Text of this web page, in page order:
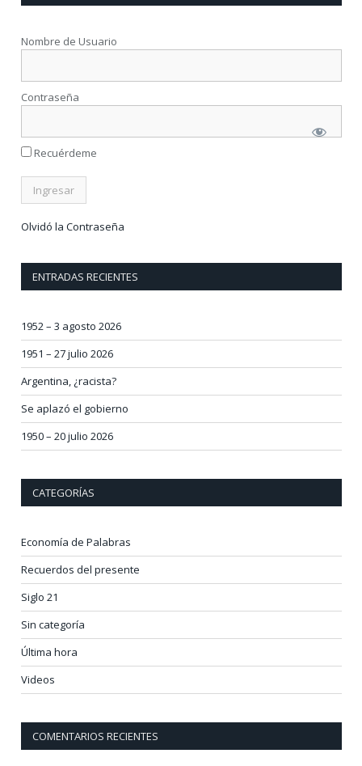
Nombre de Usuario
Contraseña
Recuérdeme
Olvidó la Contraseña
ENTRADAS RECIENTES
1952 – 3 agosto 2026
1951 – 27 julio 2026
Argentina, ¿racista?
Se aplazó el gobierno
1950 – 20 julio 2026
CATEGORÍAS
Economía de Palabras
Recuerdos del presente
Siglo 21
Sin categoría
Última hora
Videos
COMENTARIOS RECIENTES